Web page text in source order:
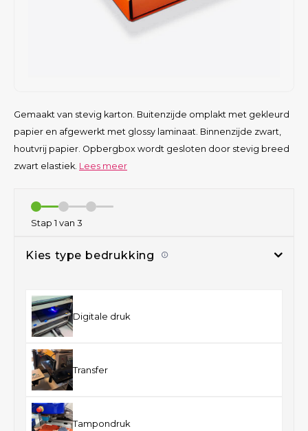
Gemaakt van stevig karton. Buitenzijde omplakt met gekleurd
papier en afgewerkt met glossy laminaat. Binnenzijde zwart,
houtvrij papier. Opbergbox wordt gesloten door stevig breed
zwart elastiek. Lees meer
Stap1 van 3
Kies type bedrukking
Digitale druk
Transfer
Tampondruk